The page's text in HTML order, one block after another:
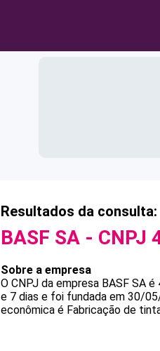
Resultados da consulta:
BASF SA - CNPJ
Sobre a empresa
O CNPJ da empresa BASF SA é
e 7 dias e foi fundada em 30/
econômica é Fabricação de